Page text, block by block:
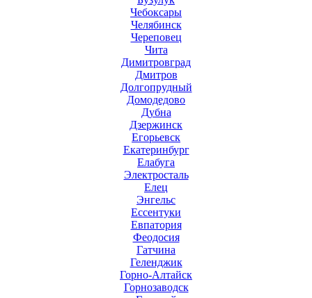
Чебоксары
Челябинск
Череповец
Чита
Димитровград
Дмитров
Долгопрудный
Домодедово
Дубна
Дзержинск
Егорьевск
Екатеринбург
Елабуга
Электросталь
Елец
Энгельс
Ессентуки
Евпатория
Феодосия
Гатчина
Геленджик
Горно-Алтайск
Горнозаводск